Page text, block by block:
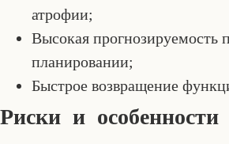
атрофии;
Высокая прогнозируемость
планировании;
Быстрое возвращение
Риски и особенности